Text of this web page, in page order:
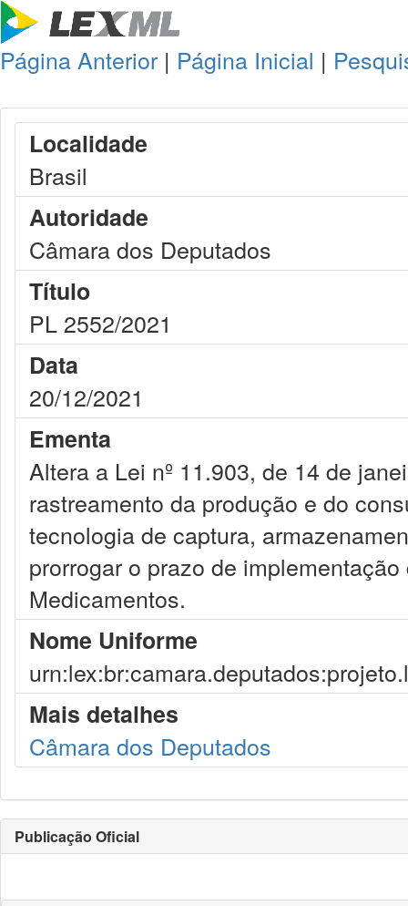
Página Anterior | Página Inicial |
Localidade
Brasil
Autoridade
Câmara dos Deputados
Título
PL 2552/2021
Data
20/12/2021
Ementa
Altera a Lei nº 11.903, de 14 de
rastreamento da produção e do
tecnologia de captura,
prorrogar o prazo de
Medicamentos.
Nome Uniforme
Mais detalhes
Câmara dos Deputados
Publicação Oficial